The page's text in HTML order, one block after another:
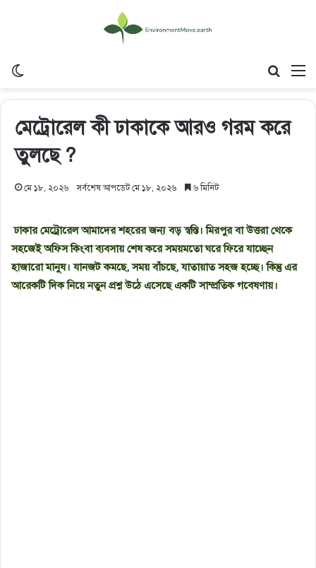
মেট্রোরেল কী ঢাকাকে আরও গরম করে
তুলছে ?
মে ১৮, ২০২৬ সর্বশেষ আপডেট মে ১৮, ২০২৬ ৬ মিনিট
ঢাকার মেট্রোরেল আমাদের শহরের জন্য বড় স্বস্তি। মিরপুর বা উত্তরা থেকে
সহজেই অফিস কিংবা ব্যবসায় শেষ করে সময়মতো ঘরে ফিরে যাচ্ছেন
হাজারো মানুষ। যানজট কমছে, সময় বাঁচছে, যাতায়াত সহজ হচ্ছে। কিন্তু এর
আরেকটি দিক নিয়ে নতুন প্রশ্ন উঠে এসেছে একটি সাম্প্রতিক গবেষণায়।